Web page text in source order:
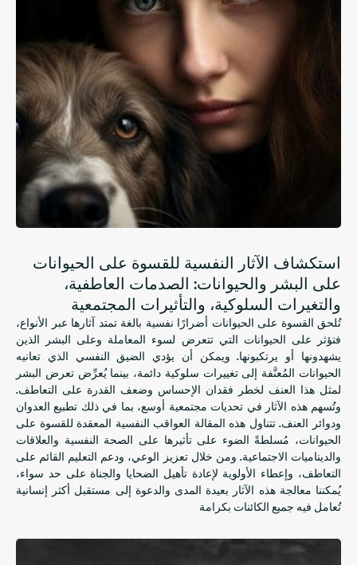
استكشاف الآثار النفسية للقسوة على الحيوانات
على البشر والحيوانات: الصدمات العاطفية،
والتغيرات السلوكية، والتأثيرات المجتمعية
تُلحق القسوة على الحيوانات أضرارًا نفسية بالغة تمتد آثارها عبر الأنواع،
فتؤثر على الحيوانات التي تتعرض لسوء المعاملة وعلى البشر الذين
يشهدونها أو يرتكبونها. ويمكن أن يؤدي الضيق النفسي الذي تعانيه
الحيوانات المُعنَّفة إلى تغييرات سلوكية دائمة، بينما يُعرِّض تعرض البشر
لمثل هذا العنف لخطر فقدان الإحساس وضعف القدرة على التعاطف.
وتُسهم هذه الآثار في تحديات مجتمعية أوسع، بما في ذلك تطبيع العدوان
ودوائر العنف. تتناول هذه المقالة العواقب النفسية المعقدة للقسوة على
الحيوانات، مُسلطةً الضوء على تأثيرها على الصحة النفسية والعلاقات
والديناميات الاجتماعية. ومن خلال تعزيز الوعي، ودعم التعليم القائم على
التعاطف، وإعطاء الأولوية لإعادة تأهيل الضحايا والجناة على حد سواء،
يُمكننا معالجة هذه الآثار بعيدة المدى والدعوة إلى مستقبل أكثر إنسانية
تُعامل فيه جميع الكائنات بكرامة